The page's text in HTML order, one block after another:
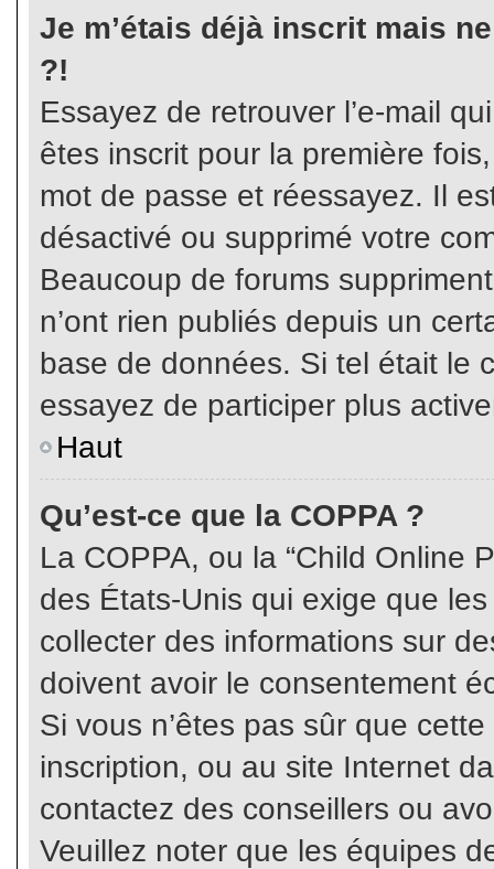
Je m’étais déjà inscrit mais
?!
Essayez de retrouver l’e-mail
êtes inscrit pour la première
mot de passe et réessayez. Il
désactivé ou supprimé votre
Beaucoup de forums
n’ont rien publiés depuis un
base de données. Si tel était le
essayez de participer plus
Haut
Qu’est-ce que la COPPA ?
La COPPA, ou la “Child Online
des États-Unis qui exige que
collecter des informations sur
doivent avoir le consentement
Si vous n’êtes pas sûr que
inscription, ou au site Internet
contactez des conseillers ou
Veuillez noter que les équipes